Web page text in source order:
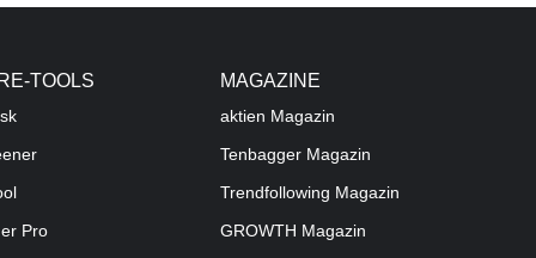
TOOLS
Pro
MAGAZINE
aktien Magazin
Tenbagger Magazin
Trendfollowing Magazin
GROWTH Magazin